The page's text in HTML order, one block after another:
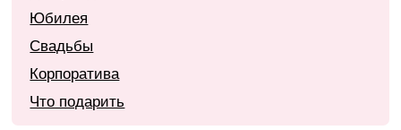
Юбилея
Свадьбы
Корпоратива
Что подарить